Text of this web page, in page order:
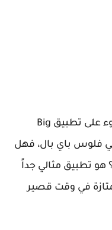
على
تطبيق Big
فلوس باي بال، فهل
تطبيق مثالي جداً
في وقت قصير